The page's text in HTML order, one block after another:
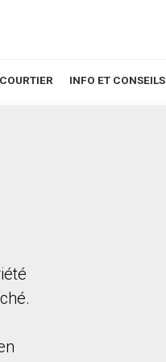
INFO ET CONSEILS